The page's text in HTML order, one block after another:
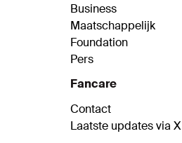
Business
Maatschappelijk
Foundation
Pers
Fancare
Contact
Laatste updates via X